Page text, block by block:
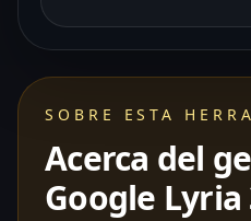
SOBRE ESTA
Acerca del
Google Lyria